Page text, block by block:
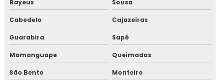
Bayeux Sousa
Cabedelo Cajazeiras
Guarabira Sapé
Mamanguape Queimadas
São Bento Monteiro